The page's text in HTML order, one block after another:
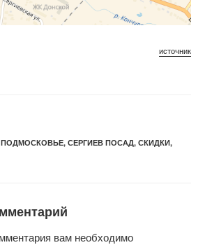
источник
ПОДМОСКОВЬЕ, СЕРГИЕВ ПОСАД, СКИДКИ,
вам необходимо